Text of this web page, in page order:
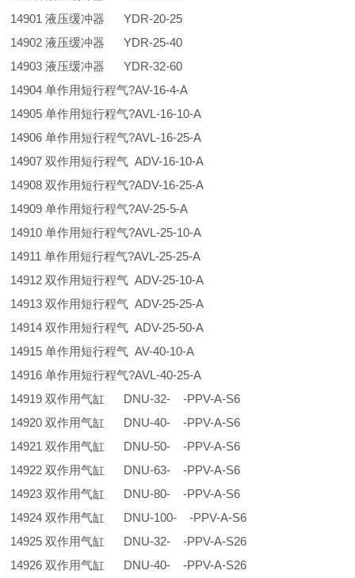
14901 液压缓冲器 YDR-20-25
14902 液压缓冲器 YDR-25-40
14903 液压缓冲器 YDR-32-60
14904 单作用短行程气?AV-16-4-A
14905 单作用短行程气?AVL-16-10-A
14906 单作用短行程气?AVL-16-25-A
14907 双作用短行程气 ADV-16-10-A
14908 双作用短行程气?ADV-16-25-A
14909 单作用短行程气?AV-25-5-A
14910 单作用短行程气?AVL-25-10-A
14911 单作用短行程气?AVL-25-25-A
14912 双作用短行程气 ADV-25-10-A
14913 双作用短行程气 ADV-25-25-A
14914 双作用短行程气 ADV-25-50-A
14915 单作用短行程气 AV-40-10-A
14916 单作用短行程气?AVL-40-25-A
14919 双作用气缸 DNU-32- -PPV-A-S6
14920 双作用气缸 DNU-40- -PPV-A-S6
14921 双作用气缸 DNU-50- -PPV-A-S6
14922 双作用气缸 DNU-63- -PPV-A-S6
14923 双作用气缸 DNU-80- -PPV-A-S6
14924 双作用气缸 DNU-100- -PPV-A-S6
14925 双作用气缸 DNU-32- -PPV-A-S26
14926 双作用气缸 DNU-40- -PPV-A-S26